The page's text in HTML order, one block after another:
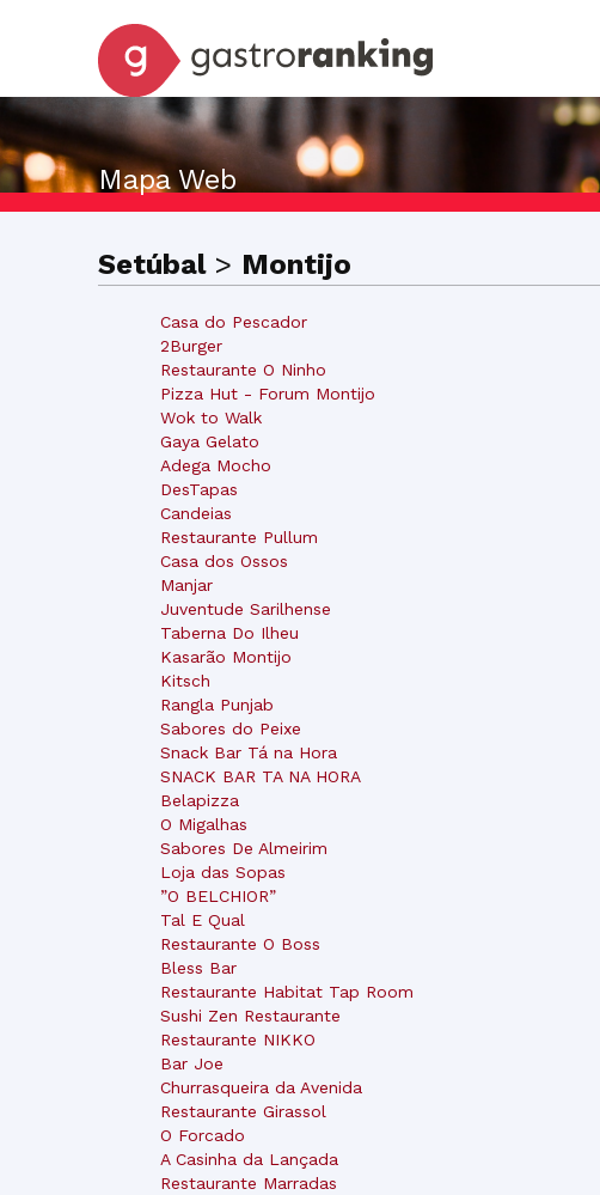
Mapa Web
Setúbal> Montijo
Casa do Pescador
2Burger
Restaurante O Ninho
Pizza Hut - Forum Montijo
Wok to Walk
Gaya Gelato
Adega Mocho
DesTapas
Candeias
Restaurante Pullum
Casa dos Ossos
Manjar
Juventude Sarilhense
Taberna Do Ilheu
Kasarão Montijo
Kitsch
Rangla Punjab
Sabores do Peixe
Snack Bar Tá na Hora
SNACK BAR TA NA HORA
Belapizza
O Migalhas
Sabores De Almeirim
Loja das Sopas
”O BELCHIOR”
Tal E Qual
Restaurante O Boss
Bless Bar
Restaurante Habitat Tap Room
Sushi Zen Restaurante
Restaurante NIKKO
Bar Joe
Churrasqueira da Avenida
Restaurante Girassol
O Forcado
A Casinha da Lançada
Restaurante Marradas